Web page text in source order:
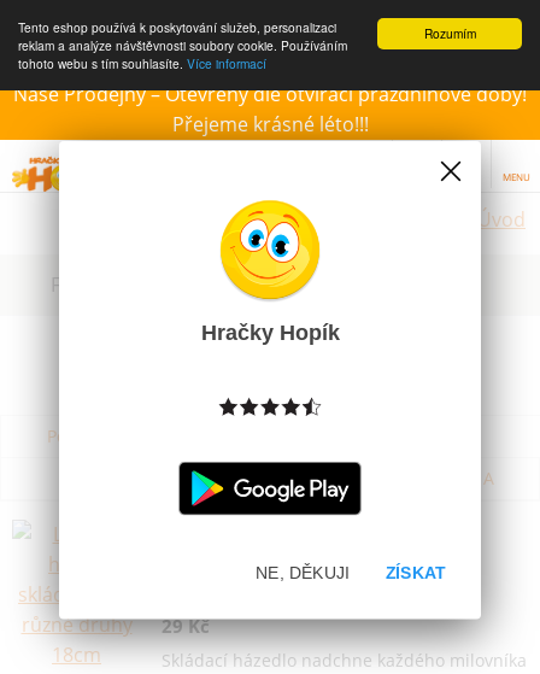
Rozumím
Tento eshop používá k poskytování služeb, personalizaci
reklam a analýze návštěvnosti soubory cookie. Používáním
tohoto webu s tím souhlasíte. Více informací
Naše Prodejny – Otevřeny dle otvírací prázdninové doby!
Přejeme krásné léto!!!
MENU
Úvod
Filtrovat dle dostupnosti, ceny, výrobce
Podle názvu od A do Z
Od nejlevnějšího
Podle názvu od Z do A
druhy 18cm
29 Kč
Skládací házedlo nadchne každého milovníka
Hračky Hopík
ZÍSKAT
NE, DĚKUJI